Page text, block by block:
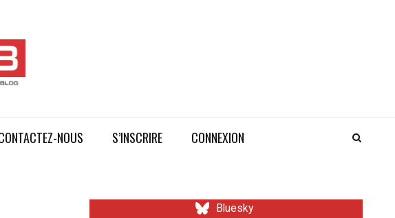
NOUS S’INSCRIRE CONNEXION
Bluesky